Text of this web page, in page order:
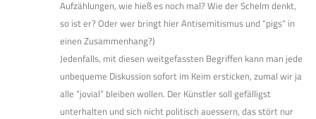
Aufzählungen, wie hieß es noch mal? Wie der Schelm denkt,
so ist er? Oder wer bringt hier Antisemitismus und “pigs” in
einen Zusammenhang?)
Jedenfalls, mit diesen weitgefassten Begriffen kann man jede
unbequeme Diskussion sofort im Keim ersticken, zumal wir ja
alle “jovial” bleiben wollen. Der Künstler soll gefälligst
unterhalten und sich nicht politisch auessern, das stört nur